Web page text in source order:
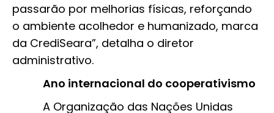
passarão por melhorias físicas, reforçando
o ambiente acolhedor e humanizado, marca
da CrediSeara”, detalha o diretor
administrativo.
Ano internacional do cooperativismo
A Organização das Nações Unidas